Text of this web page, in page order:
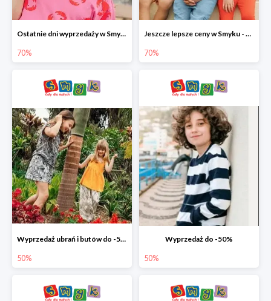
Ostatnie dni wyprzedaży w Smyku - ubrania i buty do -70%
70%
Jeszcze lepsze ceny w Smyku - ubrania i buty do -70%
70%
Wyprzedaż ubrań i butów do -50%
50%
Wyprzedaż do -50%
50%